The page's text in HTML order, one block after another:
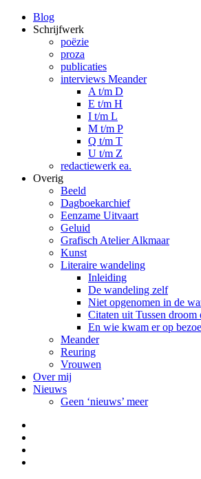
Blog
Schrijfwerk
poëzie
proza
publicaties
interviews Meander
A t/m D
E t/m H
I t/m L
M t/m P
Q t/m T
U t/m Z
redactiewerk ea.
Overig
Beeld
Dagboekarchief
Eenzame Uitvaart
Geluid
Grafisch Atelier Alkmaar
Kunst
Literaire wandeling
Inleiding
De wandeling zelf
Niet opgenomen in de
Citaten uit Tussen
En wie kwam er op
Meander
Reuring
Vrouwen
Over mij
Nieuws
Geen ‘nieuws’ meer